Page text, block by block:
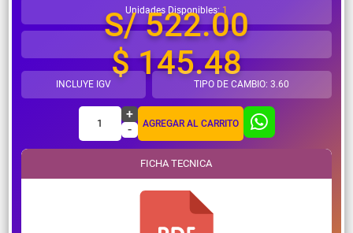
Unidades Disponibles:1
S/ 522.00
$ 145.48
INCLUYE IGV TIPO DE CAMBIO: 3.60
1
+
-
AGREGAR AL CARRITO
FICHA TECNICA